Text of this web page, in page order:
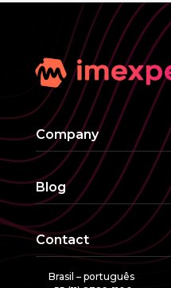
Company
Blog
Contact
Brasil – português